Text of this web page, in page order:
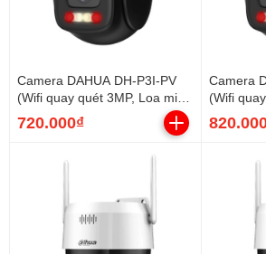
Camera DAHUA DH-P3I-PV
(Wifi quay quét 3MP, Loa mic,
báo động, góc rộng)
720.000₫
Camera
(Wifi
báo